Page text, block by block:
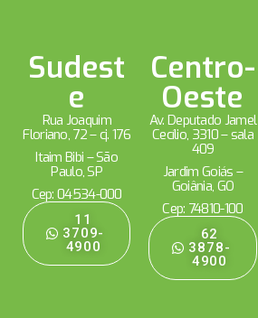
Sudest
e
Rua Joaquim
Floriano, 72 – cj. 176
Itaim Bibi – São
Paulo, SP
Cep: 04534-000
11
3709-
4900
Centro-
Oeste
Av. Deputado Jamel
Cecílio, 3310 – sala
409
Jardim Goiás –
Goiânia, GO
Cep: 74810-100
62
3878-
4900